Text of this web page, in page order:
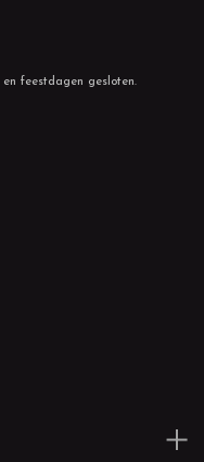
feestdagen gesloten.